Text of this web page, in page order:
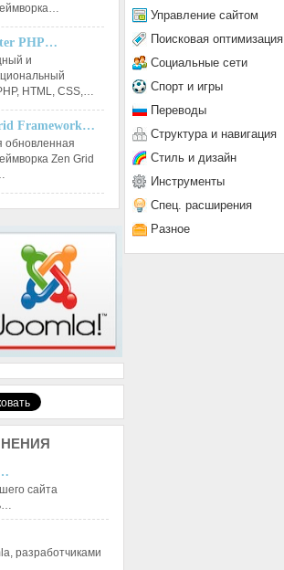
PHP…
и
HTML, CSS,…
Framework…
обновленная
Zen Grid
Управление сайтом
Поисковая оптимизация
Социальные сети
Спорт и игры
Переводы
Структура и навигация
Стиль и дизайн
Инструменты
Спец. расширения
Разное
сайта
разработчиками